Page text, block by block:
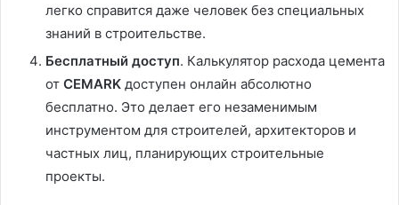
легко справится даже человек без специальных
знаний в строительстве.
Бесплатный доступ. Калькулятор расхода цемента
от CEMARK доступен онлайн абсолютно
бесплатно. Это делает его незаменимым
инструментом для строителей, архитекторов и
частных лиц, планирующих строительные
проекты.